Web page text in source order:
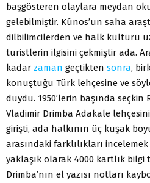
başgösteren olaylara meydan
gelebilmiştir. Kúnos’un saha
dilbilimcilerden ve halk kültürü
turistlerin ilgisini çekmiştir ada.
kadar zaman geçtikten sonra,
konuştuğu Türk lehçesine ve
duydu. 1950’lerin başında
Vladimir Drimba Adakale
girişti, ada halkının üç kuşak
arasındaki farklılıkları
yaklaşık olarak 4000 kartlık bilgi
Drimba’nın el yazısı notları